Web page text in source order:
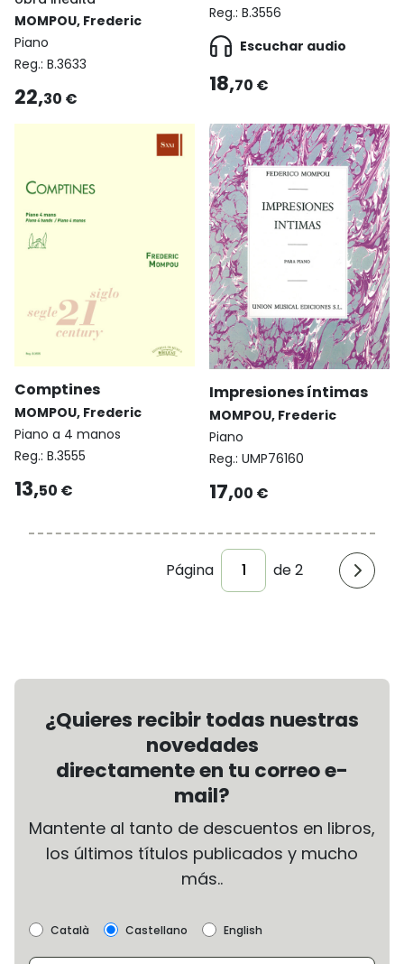
MOMPOU, Frederic
Piano
Reg.: B.3633
22,30 €
Reg.: B.3556
Escuchar audio
18,70 €
Comptines
MOMPOU, Frederic
Piano a 4 manos
Reg.: B.3555
13,50 €
Impresiones íntimas
MOMPOU, Frederic
Piano
Reg.: UMP76160
17,00 €
Página de 2
¿Quieres recibir todas nuestras
novedades
directamente en tu correo e-
mail?
Mantente al tanto de descuentos en libros,
los últimos títulos publicados y mucho
más..
Català Castellano English